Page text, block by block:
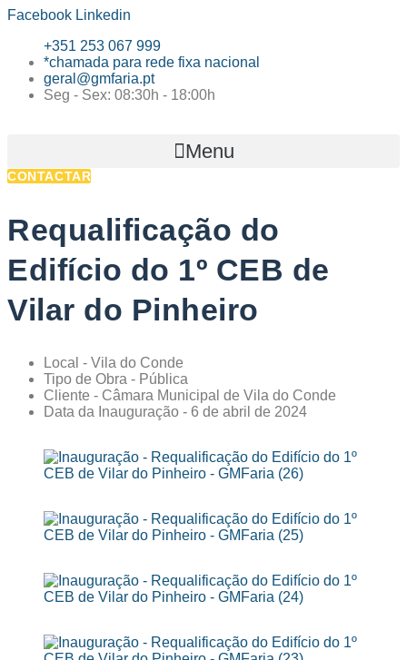
Facebook Linkedin
+351 253 067 999
*chamada para rede fixa nacional
geral@gmfaria.pt
Seg - Sex: 08:30h - 18:00h
Menu
CONTACTAR
Requalificação do
Edifício do 1º CEB de
Vilar do Pinheiro
Local - Vila do Conde
Tipo de Obra - Pública
Cliente - Câmara Municipal de Vila do Conde
Data da Inauguração - 6 de abril de 2024